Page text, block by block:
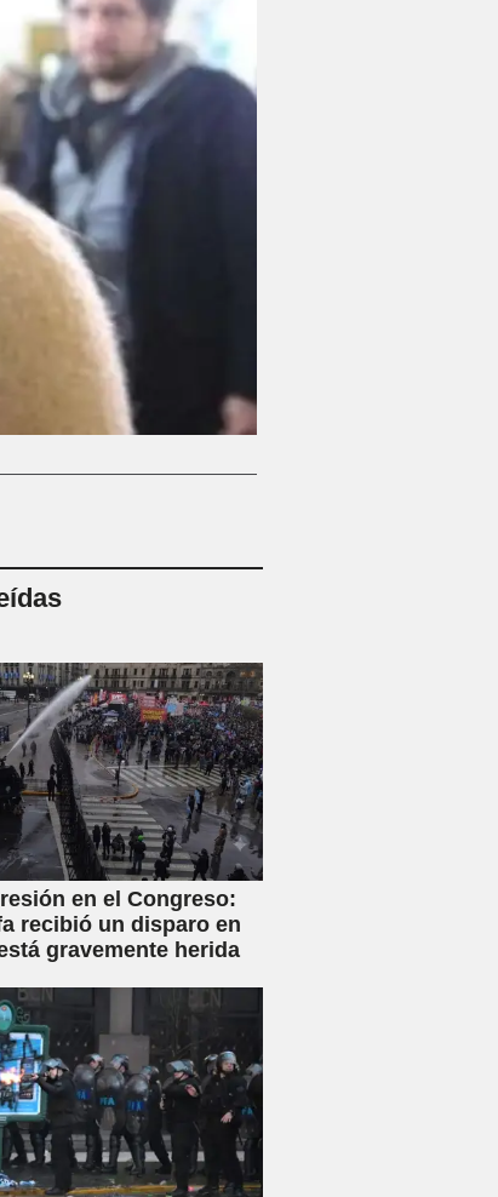
en el Congreso:
recibió un disparo en
gravemente herida